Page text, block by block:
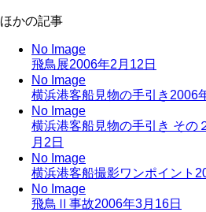
ほかの記事
No Image
飛鳥展2006年2月12日
No Image
横浜港客船見物の手引き 2006
No Image
横浜港客船見物の手引き その
月2日
No Image
横浜港客船撮影ワンポイント
No Image
飛鳥Ⅱ事故2006年3月16日